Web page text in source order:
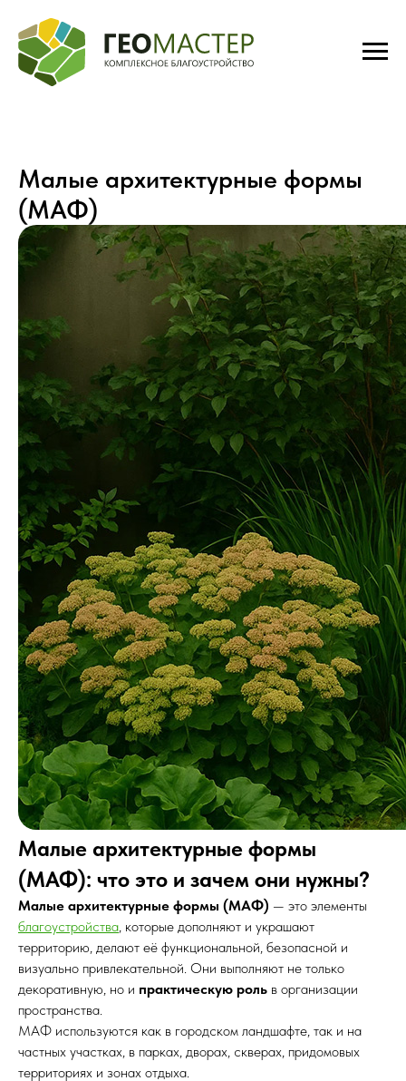
Малые архитектурные формы
(МАФ)
Малые архитектурные формы
(МАФ): что это и зачем они нужны?
Малые архитектурные формы (МАФ) — это элементы
благоустройства, которые дополняют и украшают
территорию, делают её функциональной, безопасной и
визуально привлекательной. Они выполняют не только
декоративную, но и практическую роль в организации
пространства.
МАФ используются как в городском ландшафте, так и на
частных участках, в парках, дворах, скверах, придомовых
территориях и зонах отдыха.